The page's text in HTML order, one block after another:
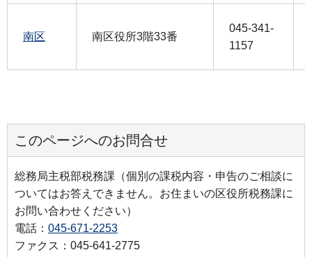
南区 南区役所3階33番
045-341-
1157
このページへのお問合せ
総務局主税部税務課（個別の課税内容・申告のご相談に
ついてはお答えできません。お住まいの区役所税務課に
お問い合わせください）
電話： 045-671-2253
ファクス：045-641-2775